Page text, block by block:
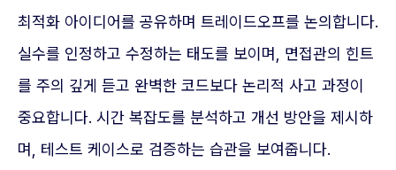
최적화 아이디어를 공유하며 트레이드오프를 논의합니다.
실수를 인정하고 수정하는 태도를 보이며, 면접관의 힌트
를 주의 깊게 듣고 완벽한 코드보다 논리적 사고 과정이
중요합니다. 시간 복잡도를 분석하고 개선 방안을 제시하
며, 테스트 케이스로 검증하는 습관을 보여줍니다.